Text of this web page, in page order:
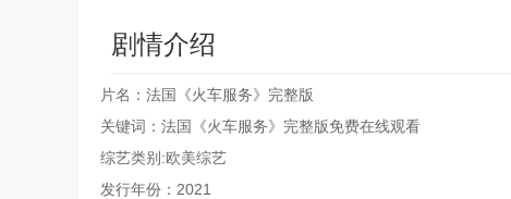
剧情介绍
片名：法国《火车服务》完整版
关键词：法国《火车服务》完整版免费在线观看
综艺类别:欧美综艺
发行年份：2021